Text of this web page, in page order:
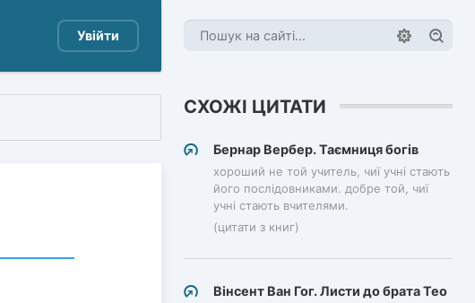
Увійти
СХОЖІ ЦИТАТИ
Бернар Вербер. Таємниця богів
хороший не той учитель, чиї учні стають
його послідовниками. добре той, чиї
учні стають вчителями.
(цитати з книг)
Вінсент Ван Гог. Листи до брата Тео